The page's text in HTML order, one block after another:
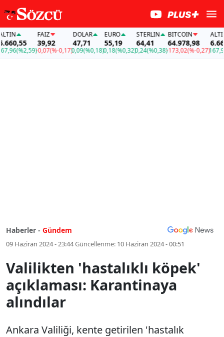
(%2,59)
39,92
-0,07(%-0,17)
DOLAR
47,71
0,09(%0,18)
EURO
55,19
0,18(%0,32)
STERLIN
64,41
0,24(%0,38)
BITCOIN
64.978,98
-173,02(%-0,27)
ALTIN
167,96
Haberler - Gündem
09 Haziran 2024 - 23:44Güncellenme: 10 Haziran 2024 - 00:51
Valilikten 'hastalıklı köpek'
açıklaması: Karantinaya
alındılar
Ankara Valiliği, kente getirilen 'hastalık